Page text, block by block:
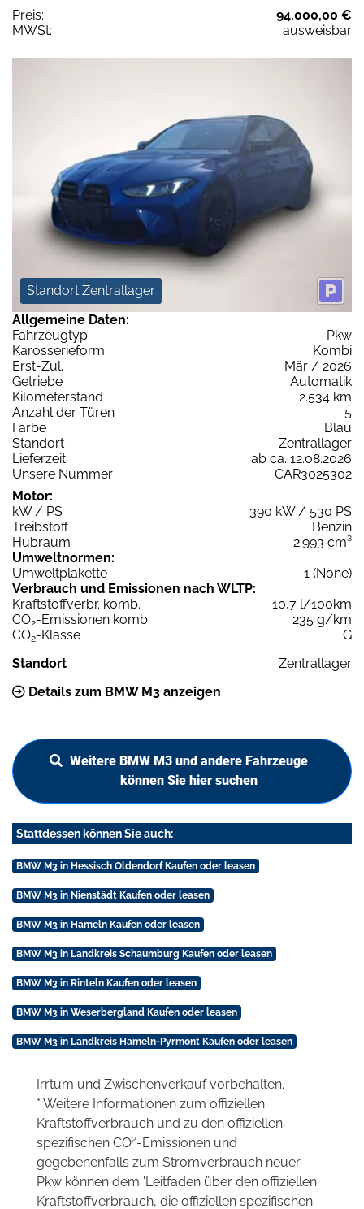
Preis:
94.000,00 €
MWSt:
ausweisbar
Standort Zentrallager
Allgemeine Daten:
Fahrzeugtyp
Pkw
Karosserieform
Kombi
Erst-Zul.
Mär / 2026
Getriebe
Automatik
Kilometerstand
2.534 km
Anzahl der Türen
5
Farbe
Blau
Standort
Zentrallager
Lieferzeit
ab ca. 12.08.2026
Unsere Nummer
CAR3025302
Motor:
kW / PS
390 kW / 530 PS
Treibstoff
Benzin
Hubraum
2.993 cm³
Umweltnormen:
Umweltplakette
1 (None)
Verbrauch und Emissionen nach WLTP:
Kraftstoffverbr. komb.
10,7 l/100km
CO2-Emissionen komb.
235 g/km
CO2-Klasse
G
Standort
Zentrallager
Details zum BMW M3 anzeigen
Weitere BMW M3 und andere Fahrzeuge
können Sie hier suchen
Stattdessen können Sie auch:
BMW M3 in Hessisch Oldendorf Kaufen oder leasen
BMW M3 in Nienstädt Kaufen oder leasen
BMW M3 in Hameln Kaufen oder leasen
BMW M3 in Landkreis Schaumburg Kaufen oder leasen
BMW M3 in Rinteln Kaufen oder leasen
BMW M3 in Weserbergland Kaufen oder leasen
BMW M3 in Landkreis Hameln-Pyrmont Kaufen oder leasen
Irrtum und Zwischenverkauf vorbehalten.
* Weitere Informationen zum offiziellen
Kraftstoffverbrauch und zu den offiziellen
spezifischen CO2-Emissionen und
gegebenenfalls zum Stromverbrauch neuer
Pkw können dem 'Leitfaden über den offiziellen
Kraftstoffverbrauch, die offiziellen spezifischen